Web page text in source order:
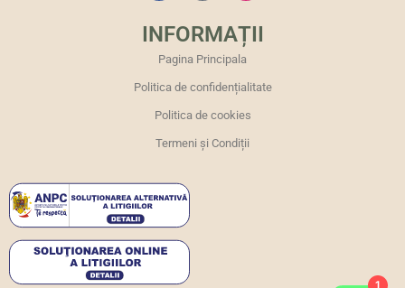
INFORMAȚII
Pagina Principala
Politica de confidențialitate
Politica de cookies
Termeni și Condiții
1